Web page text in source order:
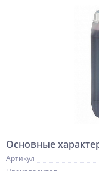
Основные
Артикул